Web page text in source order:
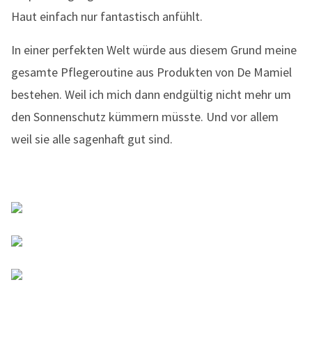
Haut einfach nur fantastisch anfühlt.
In einer perfekten Welt würde aus diesem Grund meine
gesamte Pflegeroutine aus Produkten von De Mamiel
bestehen. Weil ich mich dann endgültig nicht mehr um
den Sonnenschutz kümmern müsste. Und vor allem
weil sie alle sagenhaft gut sind.